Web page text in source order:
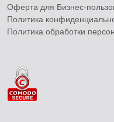
Оферта для Бизнес-
Политика
Политика обработки